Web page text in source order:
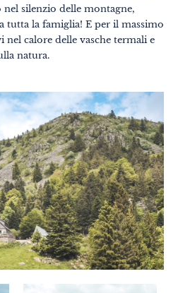
silenzio delle montagne,
tutta la famiglia! E per il massimo
calore delle vasche termali e
natura.